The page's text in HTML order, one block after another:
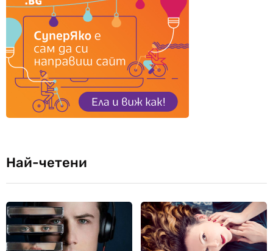
Най-четени